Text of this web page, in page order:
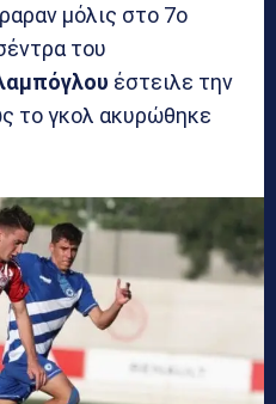
μόλις στο 7ο
του
έστειλε την
το γκολ ακυρώθηκε